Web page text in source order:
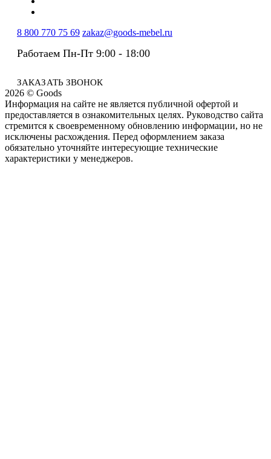
8 800 770 75 69 zakaz@goods-mebel.ru
Работаем Пн-Пт 9:00 - 18:00
ЗАКАЗАТЬ ЗВОНОК
2026 © Goods
Информация на сайте не является публичной офертой и
предоставляется в ознакомительных целях. Руководство сайта
стремится к своевременному обновлению информации, но не
исключены расхождения. Перед оформлением заказа
обязательно уточняйте интересующие технические
характеристики у менеджеров.